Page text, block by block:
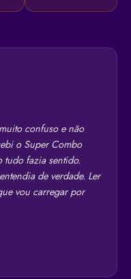
confuso e não
o Super Combo
fazia sentido.
de verdade. Ler
vou carregar por